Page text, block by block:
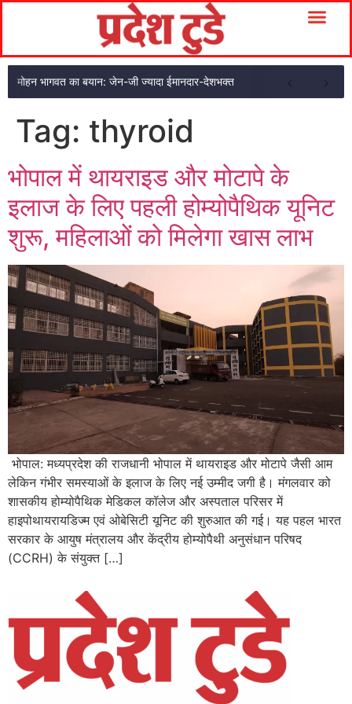
मोहन भागवत का बयान: जेन-जी ज्यादा ईमानदार-देशभक्त
Tag: thyroid
भोपाल में थायराइड और मोटापे के
इलाज के लिए पहली होम्योपैथिक यूनिट
शुरू, महिलाओं को मिलेगा खास लाभ
भोपाल: मध्यप्रदेश की राजधानी भोपाल में थायराइड और मोटापे जैसी आम
लेकिन गंभीर समस्याओं के इलाज के लिए नई उम्मीद जगी है। मंगलवार को
शासकीय होम्योपैथिक मेडिकल कॉलेज और अस्पताल परिसर में
हाइपोथायरायडिज्म एवं ओबेसिटी यूनिट की शुरुआत की गई। यह पहल भारत
सरकार के आयुष मंत्रालय और केंद्रीय होम्योपैथी अनुसंधान परिषद
(CCRH) के संयुक्त […]